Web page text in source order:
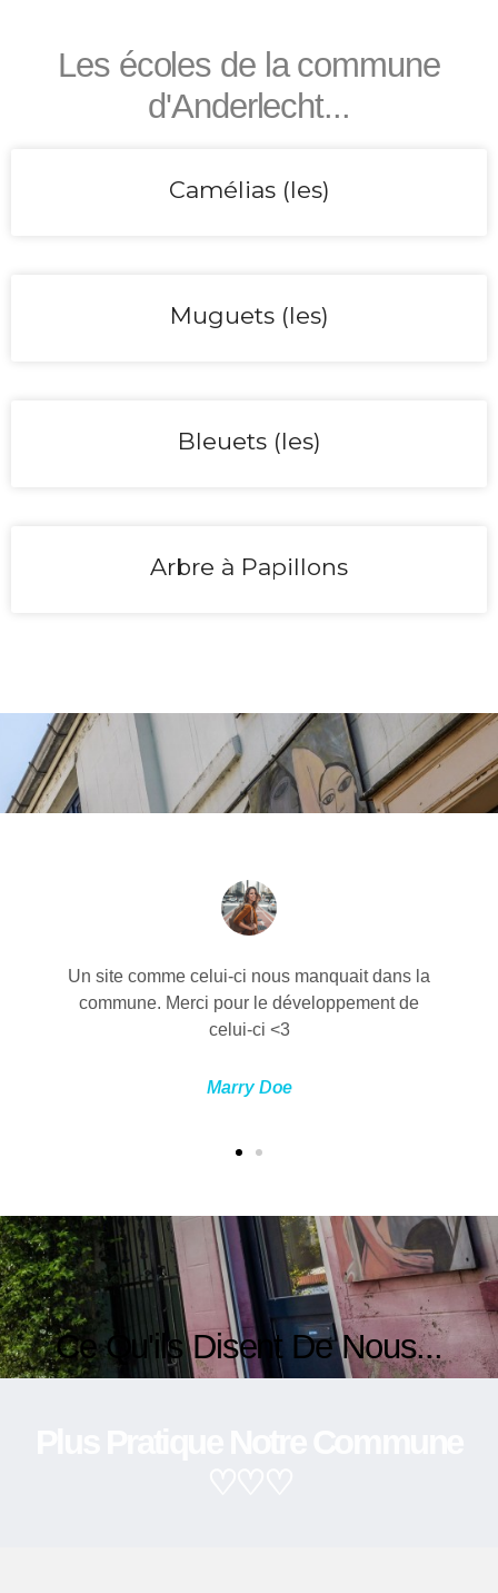
Les écoles de la commune
d'Anderlecht...
Camélias (les)
Muguets (les)
Bleuets (les)
Arbre à Papillons
Un site comme celui-ci nous manquait dans la
commune. Merci pour le développement de
celui-ci <3
Marry Doe
Ce Qu'ils Disent De Nous...